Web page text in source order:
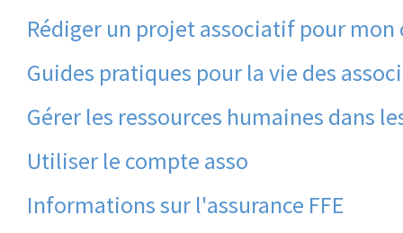
Rédiger un projet associatif pour mon
Guides pratiques pour la vie des
Gérer les ressources humaines dans
Utiliser le compte asso
Informations sur l'assurance FFE